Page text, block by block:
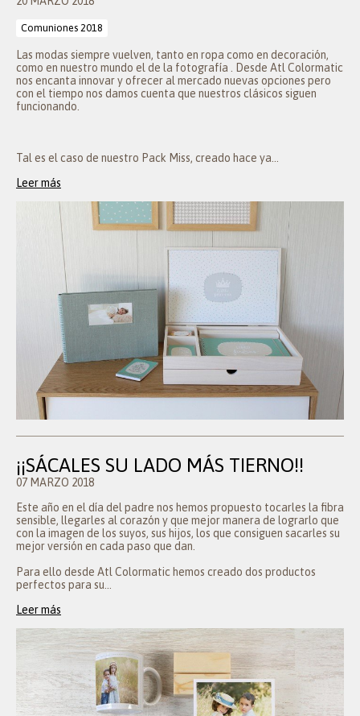
Comuniones 2018
Las modas siempre vuelven, tanto en ropa como en decoración,
como en nuestro mundo el de la fotografía . Desde Atl Colormatic
nos encanta innovar y ofrecer al mercado nuevas opciones pero
con el tiempo nos damos cuenta que nuestros clásicos siguen
funcionando.
Tal es el caso de nuestro Pack Miss, creado hace ya...
Leer más
¡¡SÁCALES SU LADO MÁS TIERNO!!
07 MARZO 2018
Este año en el día del padre nos hemos propuesto tocarles la fibra
sensible, llegarles al corazón y que mejor manera de lograrlo que
con la imagen de los suyos, sus hijos, los que consiguen sacarles su
mejor versión en cada paso que dan.
Para ello desde Atl Colormatic hemos creado dos productos
perfectos para su...
Leer más